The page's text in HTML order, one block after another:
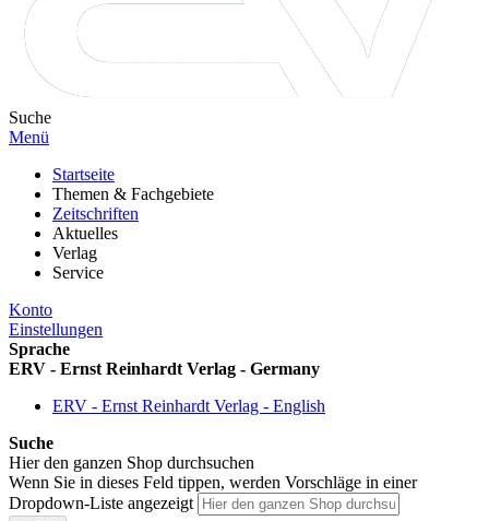
Suche
Menü
Startseite
Themen & Fachgebiete
Zeitschriften
Aktuelles
Verlag
Service
Konto
Einstellungen
Sprache
ERV - Ernst Reinhardt Verlag - Germany
ERV - Ernst Reinhardt Verlag - English
Suche
Hier den ganzen Shop durchsuchen
Wenn Sie in dieses Feld tippen, werden Vorschläge in einer
Dropdown-Liste angezeigt